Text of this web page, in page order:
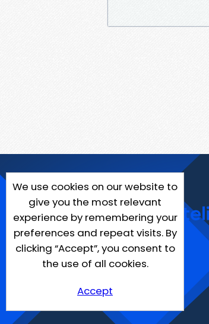
We use cookies on our website to
give you the most relevant
experience by remembering your
preferences and repeat visits. By
clicking “Accept”, you consent to
the use of all cookies.
Accept